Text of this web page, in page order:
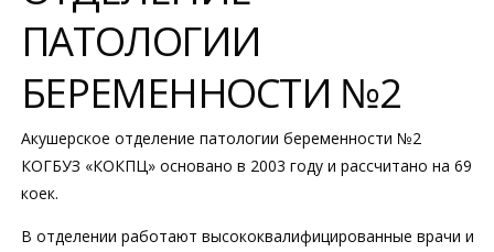
ПАТОЛОГИИ
БЕРЕМЕННОСТИ №2
Акушерское отделение патологии беременности №2
КОГБУЗ «КОКПЦ» основано в 2003 году и рассчитано на 69
коек.
В отделении работают высококвалифицированные врачи и